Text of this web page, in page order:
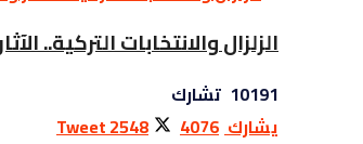
الزلزال والانتخابات التركية..
10191 تشارك
يشارك 4076
Tweet2548